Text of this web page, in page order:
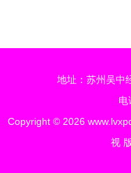
地址：苏州吴中
电
Copyright © 2026
视